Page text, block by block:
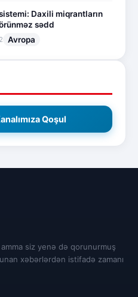
Daxili miqrantların
sədd
Avropa
Qoşul
siz yenə də qorunurmuş
xəbərlərdən istifadə zamanı